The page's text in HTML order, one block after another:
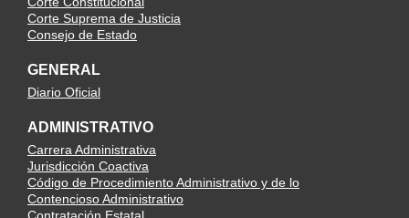
Corte Suprema de Justicia
Consejo de Estado
GENERAL
Diario Oficial
ADMINISTRATIVO
Carrera Administrativa
Jurisdicción Coactiva
Código de Procedimiento Administrativo y de lo
Contencioso Administrativo